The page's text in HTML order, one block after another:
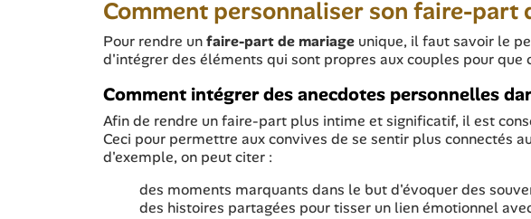
Comment personnaliser son faire-part
Pour rendre unfaire-part de mariage unique, il faut savoir le
d'intégrer des éléments qui sont propres aux couples pour
Comment intégrer des anecdotes personnelles
Afin de rendre un faire-part plus intime et significatif, il est
Ceci pour permettre aux convives de se sentir plus connectés
d'exemple, on peut citer :
des moments marquants dans le but d'évoquer des
des histoires partagées pour tisser un lien émotionnel